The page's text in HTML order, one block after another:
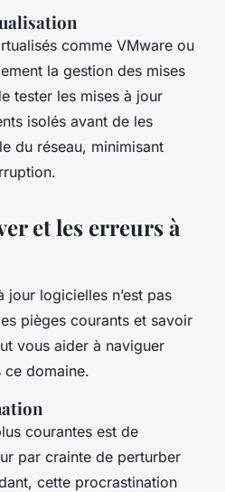
comme VMware ou
la gestion des mises
tester les mises à jour
isolés avant de les
du réseau, minimisant
et les erreurs à
jour logicielles n’est pas
pièges courants et savoir
vous aider à naviguer
ce domaine.
courantes est de
par crainte de perturber
cette procrastination